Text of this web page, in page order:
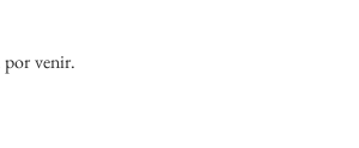
por venir.